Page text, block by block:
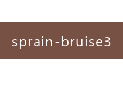
sprain-bruise3